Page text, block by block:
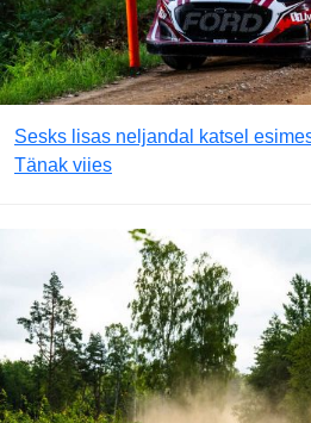
Sesks lisas neljandal katsel
Tänak viies